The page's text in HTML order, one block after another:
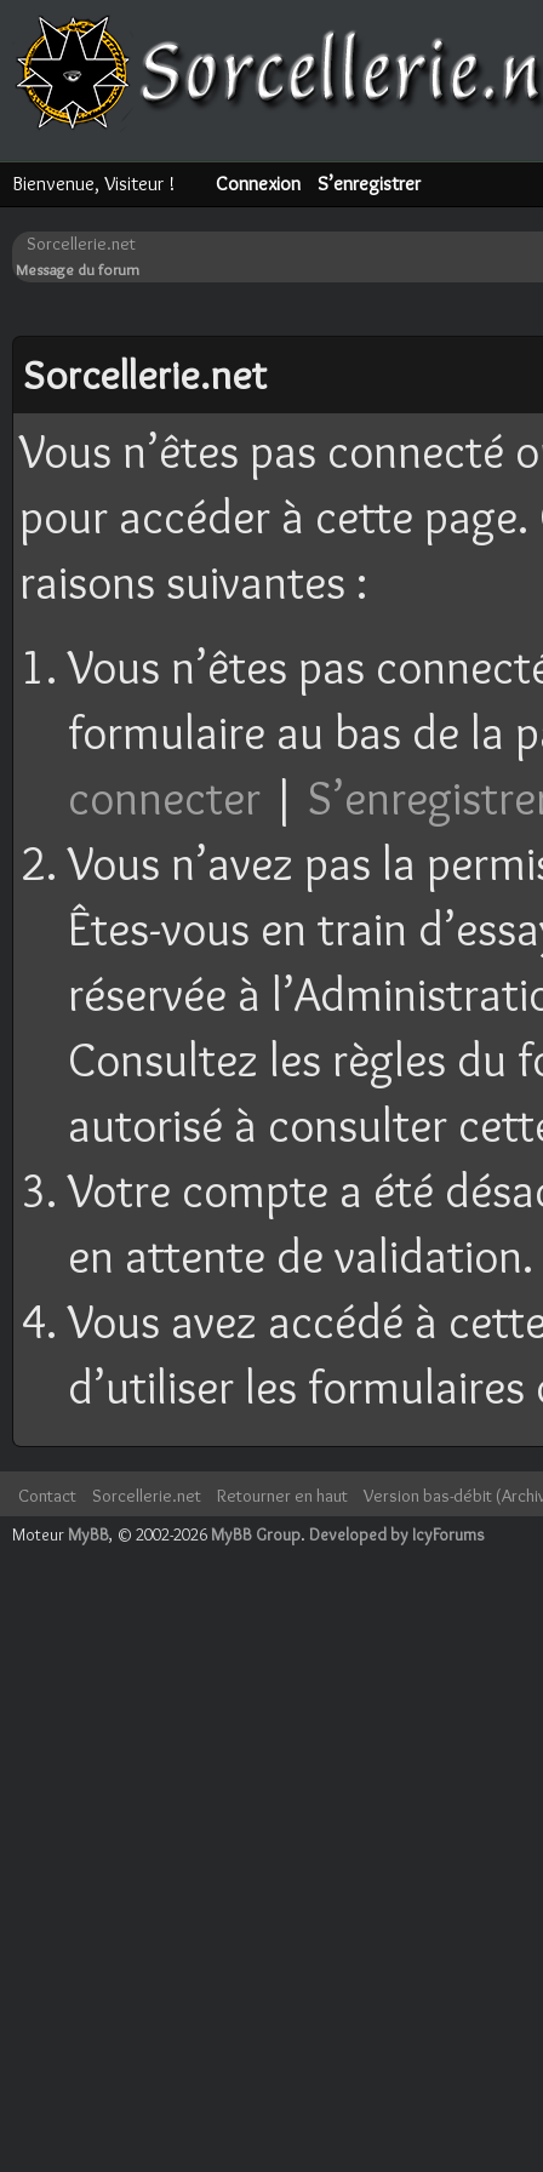
Bienvenue, Visiteur ! Connexion S’enregistrer
Sorcellerie.net
Message du forum
Sorcellerie.net
Vous n’êtes pas connecté
pour accéder à cette
raisons suivantes :
Vous n’êtes pas
formulaire au bas de la
connecter |
Vous n’avez pas la
Êtes-vous en train
réservée à
Consultez les règles du
autorisé à consulter
Votre compte a été
en attente de validation.
Vous avez accédé à
d’utiliser les
Contact Sorcellerie.net Retourner en haut
Version bas-débit
Moteur MyBB, © 2002-2026 MyBB Group. Developed by IcyForums